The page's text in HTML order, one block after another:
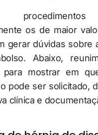
os de maior
gerar dúvidas sobre
Abaixo,
para mostrar em
pode ser solicitado,
clínica e